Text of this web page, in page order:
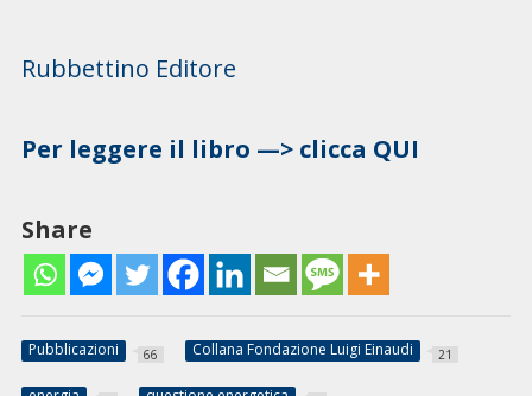
Rubbettino Editore
Per leggere il libro —> clicca QUI
Share
Pubblicazioni 66 Collana Fondazione Luigi Einaudi 21